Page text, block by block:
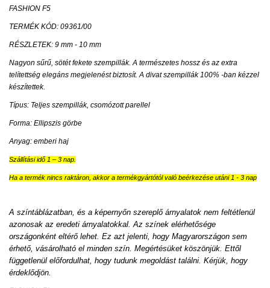
FASHION F5
TERMÉK KÓD: 09361/00
RÉSZLETEK: 9 mm - 10 mm
Nagyon sűrű, sötét fekete szempillák. A természetes hossz és az extra
telítettség elegáns megjelenést biztosít. A divat szempillák 100% -ban kézzel
készítettek.
Típus: Teljes szempillák, csomózott parellel
Forma: Ellipszis görbe
Anyag: emberi haj
Szállítási idő 1 – 3 nap.
Ha a termék nincs raktáron, akkor a termékgyártótól való beérkezése utáni 1 - 3 nap
A színtáblázatban, és a képernyőn szereplő árnyalatok nem feltétlenül
azonosak az eredeti árnyalatokkal. Az színek elérhetősége
országonként eltérő lehet. Ez azt jelenti, hogy Magyarországon sem
érhető, vásárolható el minden szín. Megértésüket köszönjük. Ettől
függetlenül előfordulhat, hogy tudunk megoldást találni. Kérjük, hogy
érdeklődjön.